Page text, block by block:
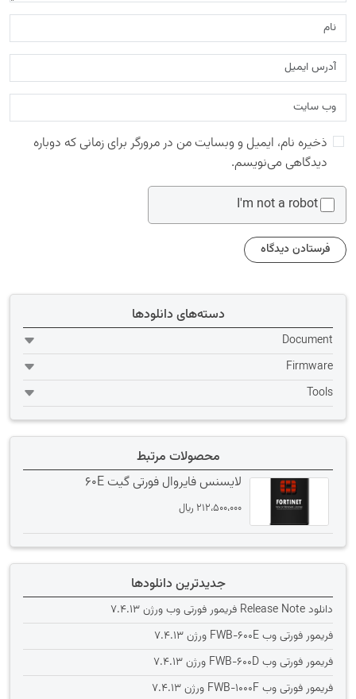
ذخیره نام، ایمیل و وبسایت من در مرورگر برای زمانی که دوباره
دیدگاهی می‌نویسم.
I'm not a robot
دسته‌های دانلودها
Document
Firmware
Tools
محصولات مرتبط
لایسنس فایروال فورتی گیت 60E
212،500،000 ﷼
جدیدترین دانلودها
دانلود Release Note فریمور فورتی وب ورژن 7.4.13
فریمور فورتی وب FWB-600E ورژن 7.4.13
فریمور فورتی وب FWB-600D ورژن 7.4.13
فریمور فورتی وب FWB-1000F ورژن 7.4.13